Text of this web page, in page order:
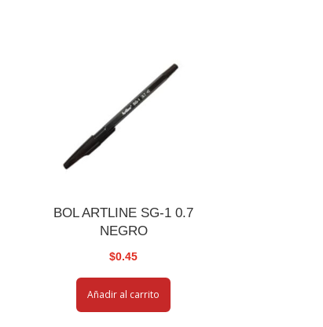
BOL ARTLINE SG-1 0.7
NEGRO
$0.45
Añadir al carrito